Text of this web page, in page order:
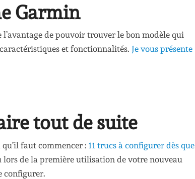
Garmin
l’avantage de pouvoir trouver le bon modèle qui
et fonctionnalités. Je vous présente
tout de suite
faut commencer : 11 trucs à configurer dès que
lors de la première utilisation de votre nouveau
configurer.